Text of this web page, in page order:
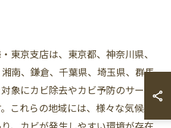
東京支店は、東京都、神奈川県、
南、鎌倉、千葉県、埼玉県、群馬
象にカビ除去やカビ予防のサービ
これらの地域には、様々な気候条